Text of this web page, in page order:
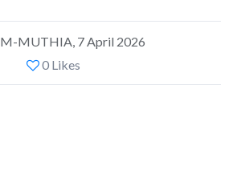
MUTHIA, 7 April 2026
0 Likes